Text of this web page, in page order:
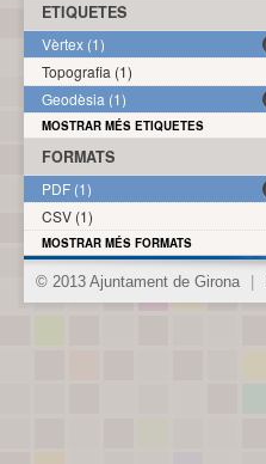
ETIQUETES
Vèrtex (1)
Topografia (1)
Geodèsia (1)
MOSTRAR MÉS ETIQUETES
FORMATS
PDF (1)
CSV (1)
MOSTRAR MÉS FORMATS
© 2013 Ajuntament de Girona